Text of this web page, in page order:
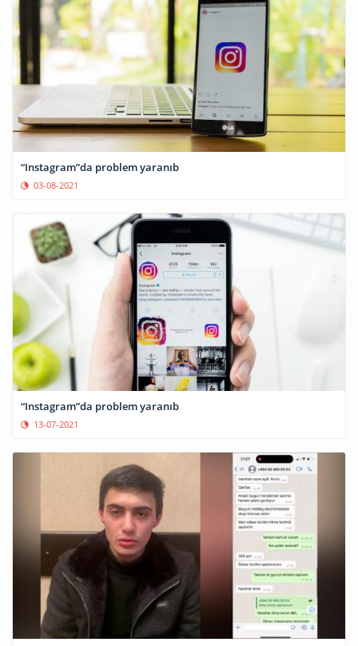
“Instagram”da problem yaranıb
03-08-2021
“Instagram”da problem yaranıb
13-07-2021